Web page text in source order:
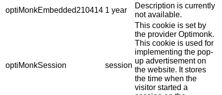
optiMonkEmbedded210414 1 year
Description is currently
not available.
optiMonkSession session
This cookie is set by
the provider Optimonk.
This cookie is used for
implementing the pop-
up advertisement on
the website. It stores
the time when the
visitor started a